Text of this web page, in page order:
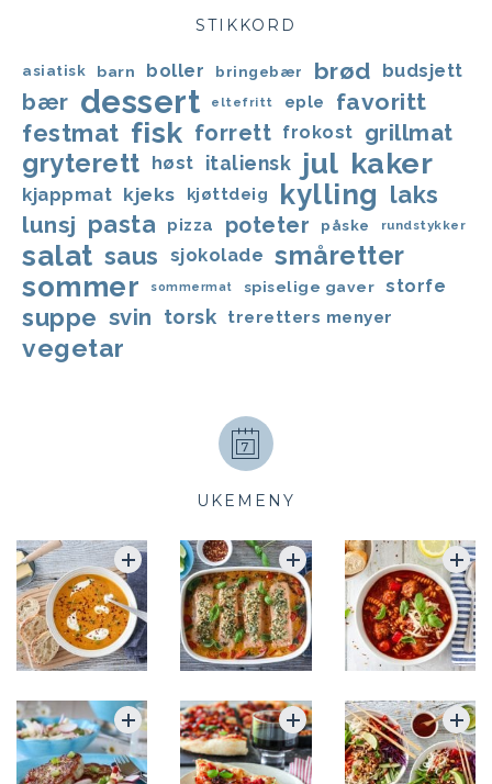
STIKKORD
asiatisk barn boller bringebær brød budsjett
bær dessert eltefritt eple favoritt
festmat fisk forrett frokost grillmat
gryterett høst italiensk jul kaker
kjappmat kjeks kjøttdeig kylling laks
lunsj pasta pizza poteter påske rundstykker
salat saus sjokolade småretter
sommer sommermat spiselige gaver storfe
suppe svin torsk treretters menyer
vegetar
UKEMENY